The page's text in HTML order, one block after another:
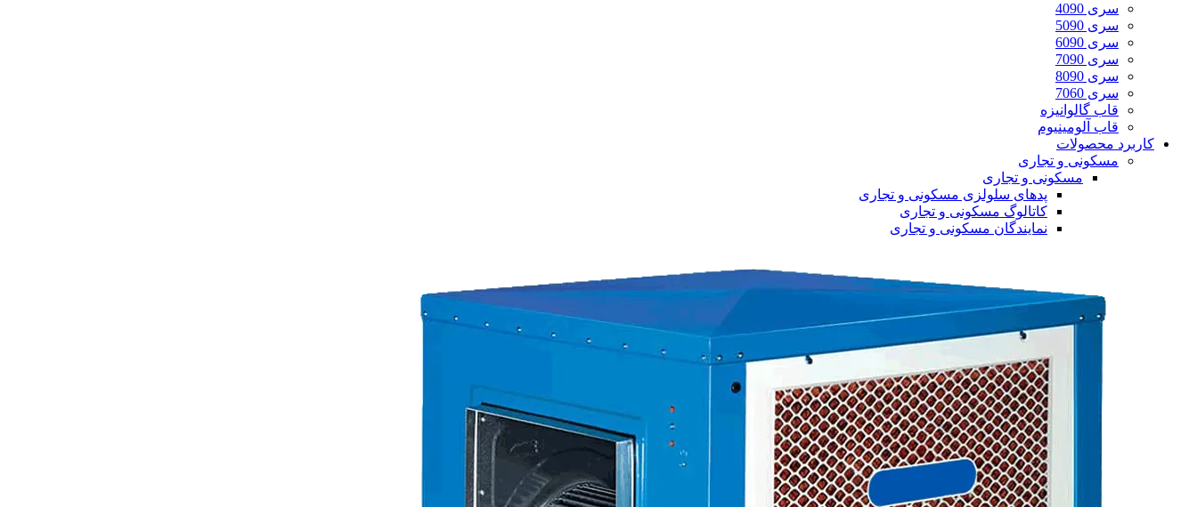
سری 4090
سری 5090
سری 6090
سری 7090
سری 8090
سری 7060
قاب گالوانیزه
قاب آلومینیوم
کاربرد محصولات
مسکونی و تجاری
مسکونی و تجاری
پدهای سلولزی مسکونی و تجاری
کاتالوگ مسکونی و تجاری
نمایندگان مسکونی و تجاری